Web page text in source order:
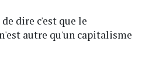
dire c'est que le
autre qu'un capitalisme